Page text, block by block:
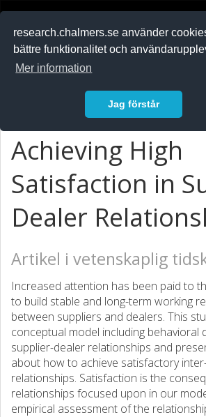
research.chalmers.se använder
bättre funktionalitet och
Mer information
Jag förstår
Achieving High
Satisfaction in
Dealer
Artikel i vetenskaplig
Increased attention has been paid to
to build stable and long-term working
between suppliers and dealers. This
conceptual model including behavioral
supplier-dealer relationships and
about how to achieve satisfactory
relationships. Satisfaction is the
relationships focused upon in our
empirical assessment of the